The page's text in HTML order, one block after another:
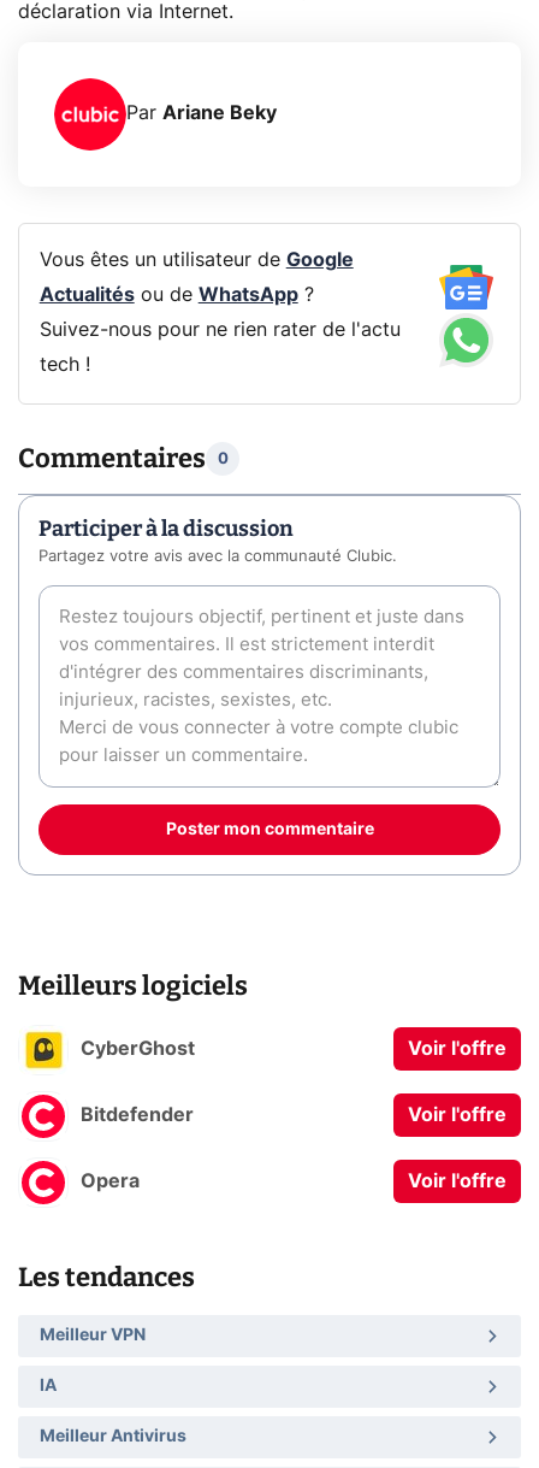
déclaration via Internet.
Par Ariane Beky
Vous êtes un utilisateur de Google
Actualitésou de WhatsApp?
Suivez-nous pour ne rien rater de l'actu
tech !
Commentaires 0
Participer à la discussion
Partagez votre avis avec la communauté Clubic.
Poster mon commentaire
Meilleurs logiciels
CyberGhost Voir l'offre
Bitdefender Voir l'offre
Opera Voir l'offre
Les tendances
Meilleur VPN
IA
Meilleur Antivirus